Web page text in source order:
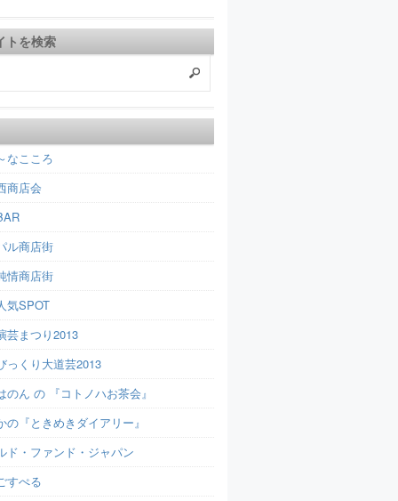
トを検索
なこころ
商店会
ル商店街
情商店街
気SPOT
芸まつり2013
っくり大道芸2013
のん の 『コトノハお茶会』
の『ときめきダイアリー』
ド・ファンド・ジャパン
すぺる